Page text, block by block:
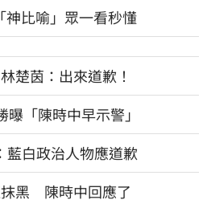
神比喻」眾一看秒懂
楚茵：出來道歉！
「陳時中早示警」
白政治人物應道歉
黑 陳時中回應了